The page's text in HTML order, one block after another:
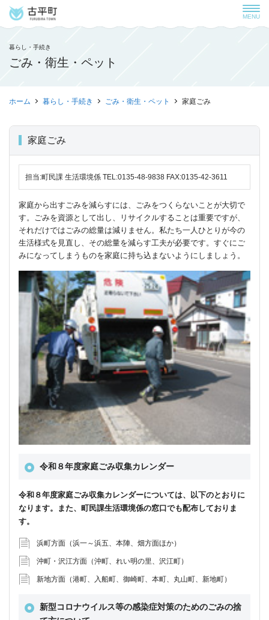
MENU
暮らし・手続き
ごみ・衛生・ペット
ホーム 暮らし・手続き ごみ・衛生・ペット 家庭ごみ
家庭ごみ
担当:町民課 生活環境係 TEL:0135-48-9838 FAX:0135-42-3611
家庭から出すごみを減らすには、ごみをつくらないことが大切で
す。ごみを資源として出し、リサイクルすることは重要ですが、
それだけではごみの総量は減りません。私たち一人ひとりが今の
生活様式を見直し、その総量を減らす工夫が必要です。すぐにご
みになってしまうものを家庭に持ち込まないようにしましょう。
令和８年度家庭ごみ収集カレンダー
令和８年度家庭ごみ収集カレンダーについては、以下のとおりに
なります。また、町民課生活環境係の窓口でも配布しておりま
す。
浜町方面（浜一～浜五、本陣、畑方面ほか）
沖町・沢江方面（沖町、れい明の里、沢江町）
新地方面（港町、入船町、御崎町、本町、丸山町、新地町）
新型コロナウイルス等の感染症対策のためのごみの捨